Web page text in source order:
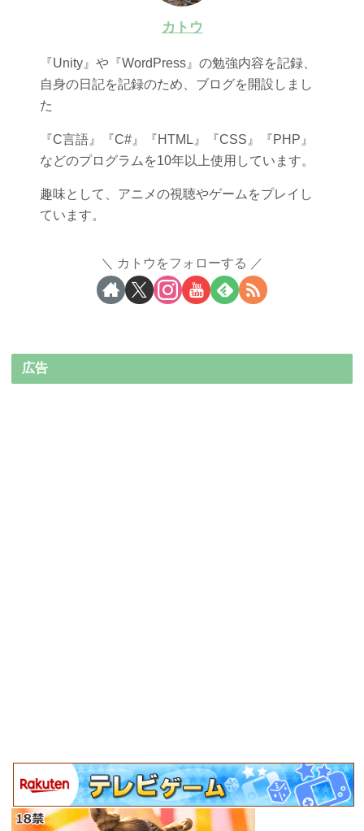
カトウ
『Unity』や『WordPress』の勉強内容を記録、
自身の日記を記録のため、ブログを開設しまし
た
『C言語』『C#』『HTML』『CSS』『PHP』
などのプログラムを10年以上使用しています。
趣味として、アニメの視聴やゲームをプレイし
ています。
カトウをフォローする
広告